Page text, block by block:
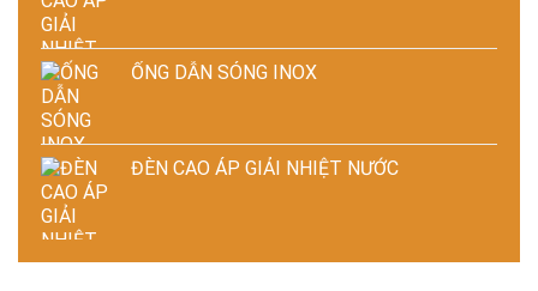
ỐNG DẪN SÓNG INOX
ĐÈN CAO ÁP GIẢI NHIỆT NƯỚC